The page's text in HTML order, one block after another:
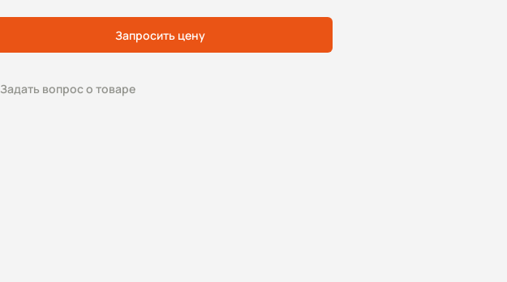
Запросить цену
Задать вопрос о товаре